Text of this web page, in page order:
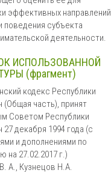
эффективных направлений
поведения субъекта
деятельности.
ИСПОЛЬЗОВАННОЙ
(фрагмент)
кодекс Республики
(Общая часть), принят
Советом Республики
27 декабря 1994 года (с
и дополнениями по
на 27.02.2017 г.)
А., Кузнецов Н.А.